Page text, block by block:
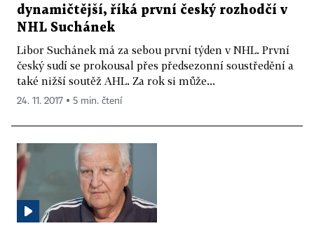
dynamičtější, říká první český rozhodčí v
NHL Suchánek
Libor Suchánek má za sebou první týden v NHL. První
český sudí se prokousal přes předsezonní soustředění a
také nižší soutěž AHL. Za rok si může...
24. 11. 2017 ▪ 5 min. čtení